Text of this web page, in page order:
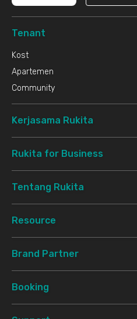
Tenant
Kost
Apartemen
Community
Kerjasama Rukita
Rukita for Business
Tentang Rukita
Resource
Brand Partner
Booking